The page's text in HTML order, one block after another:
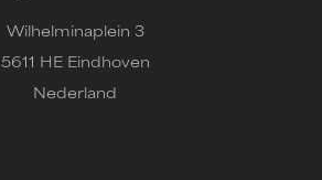
Wilhelminaplein 3
5611 HE Eindhoven
Nederland